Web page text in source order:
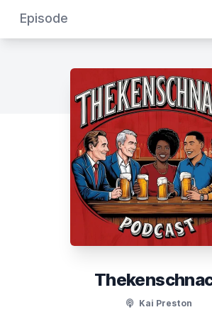
Episode
Kai Preston